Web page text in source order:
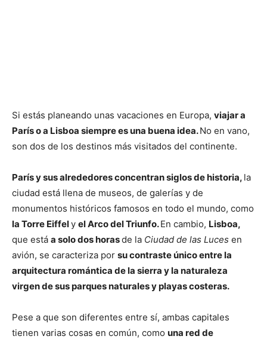
Si estás planeando unas vacaciones en Europa, viajar a
París o a Lisboa siempre es una buena idea.No en vano,
son dos de los destinos más visitados del continente.
París y sus alrededores concentran siglos de historia, la
ciudad está llena de museos, de galerías y de
monumentos históricos famosos en todo el mundo, como
la Torre Eiffely el Arco del Triunfo.En cambio, Lisboa,
que está a solo dos horasde la Ciudad de las Luces en
avión, se caracteriza por su contraste único entre la
arquitectura romántica de la sierra y la naturaleza
virgen de sus parques naturales y playas costeras.
Pese a que son diferentes entre sí, ambas capitales
tienen varias cosas en común, como una red de